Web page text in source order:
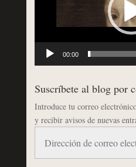
00:00
Suscríbete al blog por
Introduce tu correo
y recibir avisos de nuevas
correo